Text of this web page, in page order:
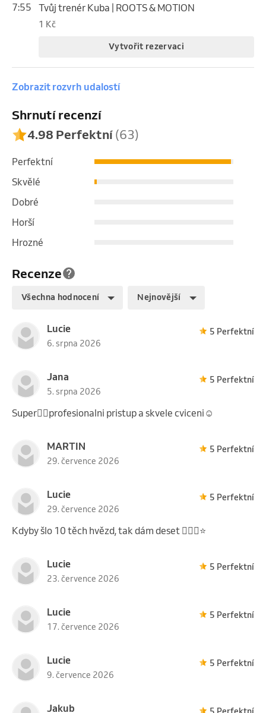
7:55
Tvůj trenér Kuba | ROOTS & MOTION
1 Kč
Vytvořit rezervaci
Zobrazit rozvrh udalostí
Recenze
Všechna hodnocení Nejnovější
Lucie
6. srpna 2026
5 Perfektní
Jana
5. srpna 2026
5 Perfektní
Super👍🏻profesionalni pristup a skvele cviceni☺️
MARTIN
29. července 2026
5 Perfektní
Lucie
29. července 2026
5 Perfektní
Kdyby šlo 10 těch hvězd, tak dám deset 👍🏼😃⭐️
Lucie
23. července 2026
5 Perfektní
Lucie
17. července 2026
5 Perfektní
Lucie
9. července 2026
5 Perfektní
Jakub
Shrnutí recenzí
4.98 Perfektní(63)
Perfektní
Skvělé
Dobré
Horší
Hrozné